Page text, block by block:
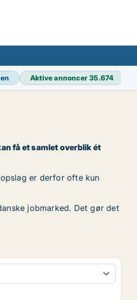
Aktive annoncer35.674
få et samlet overblik ét
er derfor ofte kun
jobmarked. Det gør det